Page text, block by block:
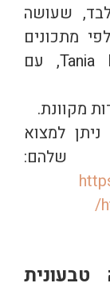
שעושה
מתכונים
של השפית הטבעונית Tania Nicoară, עם
מקוונת.
למצוא